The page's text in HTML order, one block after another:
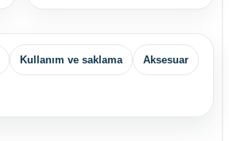
Kullanım ve saklama Aksesuar